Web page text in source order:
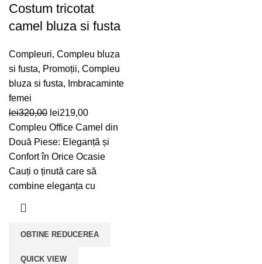
Costum tricotat
camel bluza si fusta
Compleuri, Compleu bluza
si fusta, Promoții, Compleu
bluza si fusta, Imbracaminte
femei
lei320,00 Prețul
inițial
a
fost:
lei320,00.
lei219,00Prețul
curent
este:
lei219,00.
Compleu Office Camel din
Două Piese: Eleganță și
Confort în Orice Ocasie
Cauți o ținută care să
combine eleganța cu
OBTINE REDUCEREA
QUICK VIEW